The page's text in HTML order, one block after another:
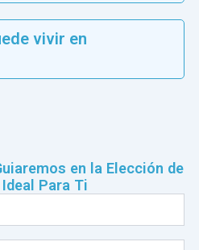
vivir en
en la Elección de
Ideal Para Ti